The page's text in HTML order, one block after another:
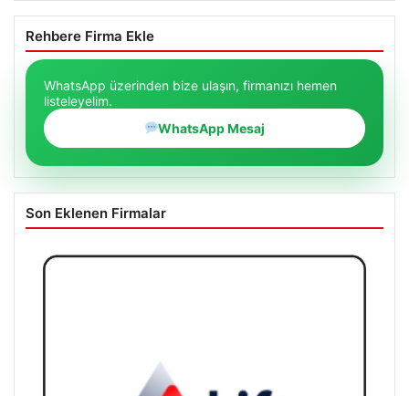
Rehbere Firma Ekle
WhatsApp üzerinden bize ulaşın, firmanızı hemen
listeleyelim.
WhatsApp Mesaj
Son Eklenen Firmalar